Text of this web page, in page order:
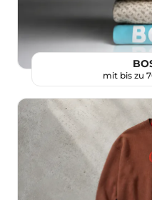
mit bis zu